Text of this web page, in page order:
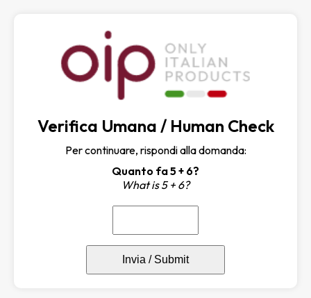
Verifica Umana / Human Check
Per continuare, rispondi alla domanda:
Quanto fa 5 + 6?
What is 5 + 6?
Invia / Submit